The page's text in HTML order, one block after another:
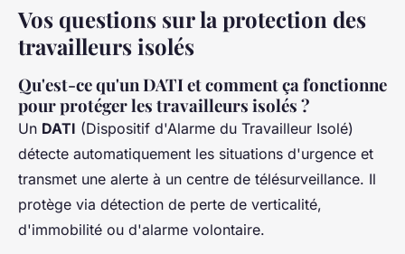
Vos questions sur la protection des
travailleurs isolés
Qu'est-ce qu'un DATI et comment ça fonctionne
pour protéger les travailleurs isolés ?
Un DATI (Dispositif d'Alarme du Travailleur Isolé)
détecte automatiquement les situations d'urgence et
transmet une alerte à un centre de télésurveillance. Il
protège via détection de perte de verticalité,
d'immobilité ou d'alarme volontaire.